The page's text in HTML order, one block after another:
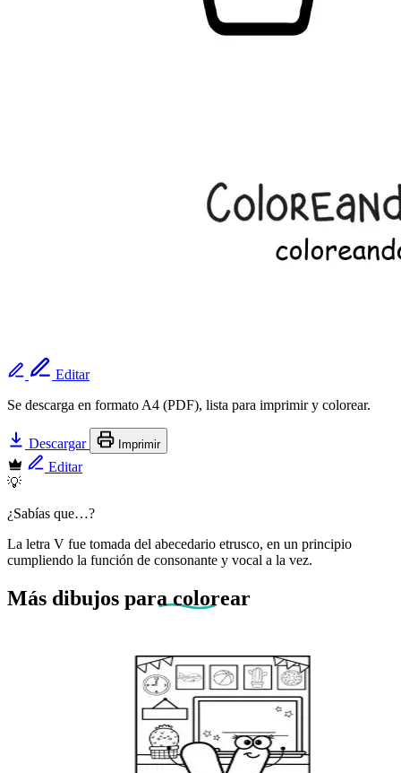
Editar
Se descarga en formato A4 (PDF), lista para imprimir y colorear.
Descargar Imprimir
Editar
💡
¿Sabías que…?
La letra V fue tomada del abecedario etrusco, en un principio
cumpliendo la función de consonante y vocal a la vez.
Más dibujos para colorear